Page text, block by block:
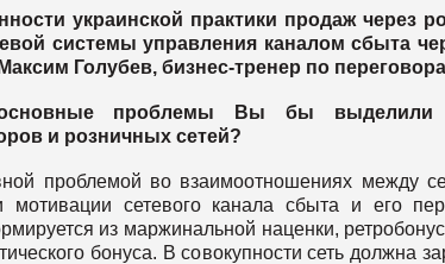
украинской практики продаж через
системы управления каналом сбыта
Голубев, бизнес-тренер по
проблемы Вы бы выделили
и розничных сетей?
проблемой во взаимоотношениях между
мотивации сетевого канала сбыта и его
из маржинальной наценки,
бонуса. В совокупности сеть должна